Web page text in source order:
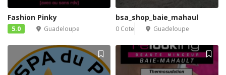
Fashion Pinky
5.0 Guadeloupe
bsa_shop_baie_mahaul
0 Cote Guadeloupe